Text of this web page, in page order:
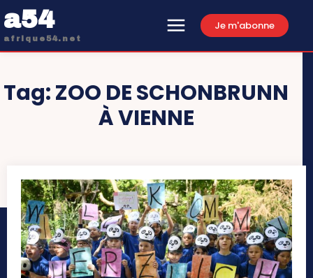
a54
afrique54.net
Je m'abonne
Tag:ZOO DE SCHONBRUNN
À VIENNE